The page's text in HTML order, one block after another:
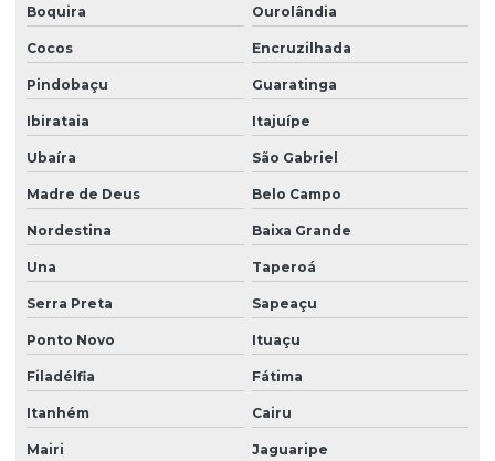
Monitoramento ambiental após licença na bahia
Monitoramento ambiental após licença em vitória da conquista
Monitoramento de condicionantes para licenciamento
Outorga de água
Outorga de água para irrigação
Outorga de água para piscicultura
Outorga de água para poço artesiano
Outorga de água subterrânea
Outorga água superficial
Outorga para captação de água subterrânea
Boquira Ourolândia
Cocos Encruzilhada
Pindobaçu Guaratinga
Ibirataia Itajuípe
Ubaíra São Gabriel
Madre de Deus Belo Campo
Nordestina Baixa Grande
Una Taperoá
Serra Preta Sapeaçu
Ponto Novo Ituaçu
Filadélfia Fátima
Itanhém Cairu
Mairi Jaguaripe